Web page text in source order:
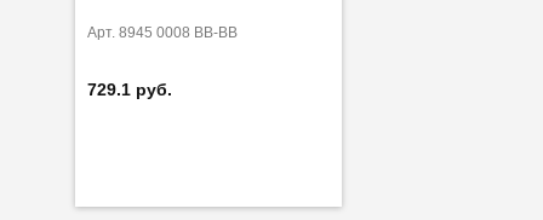
Арт. 8945 0008 BB-BB
729.1 руб.